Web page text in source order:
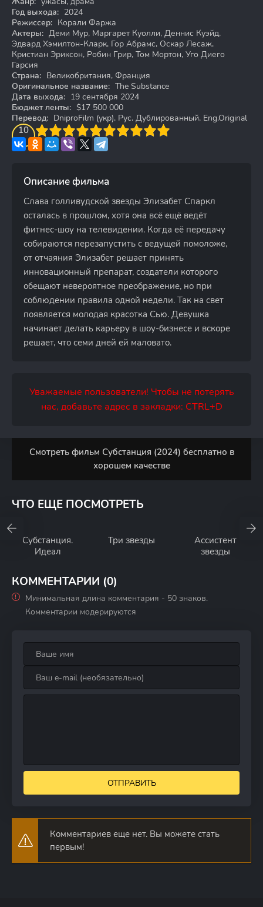
Год выхода: 2024
Режиссер: Корали Фаржа
Актеры: Деми Мур, Маргарет Куолли, Деннис Куэйд,
Эдвард Хэмилтон-Кларк, Гор Абрамс, Оскар Лесаж,
Кристиан Эриксон, Робин Грир, Том Мортон, Уго Диего
Гарсия
Страна: Великобритания, Франция
Оригинальное название: The Substance
Дата выхода: 19 сентября 2024
Бюджет ленты: $17 500 000
Перевод: DniproFilm (укр), Рус. Дублированный, Eng.Original
10
4 5 6 7 8 9 10
Описание фильма
Слава голливудской звезды Элизабет Спаркл
осталась в прошлом, хотя она всё ещё ведёт
фитнес-шоу на телевидении. Когда её передачу
собираются перезапустить с ведущей помоложе,
от отчаяния Элизабет решает принять
инновационный препарат, создатели которого
обещают невероятное преображение, но при
соблюдении правила одной недели. Так на свет
появляется молодая красотка Сью. Девушка
начинает делать карьеру в шоу-бизнесе и вскоре
решает, что семи дней ей маловато.
Уважаемые пользователи! Чтобы не потерять
нас, добавьте адрес в закладки: CTRL+D
Смотреть фильм Субстанция (2024) бесплатно в
хорошем качестве
ЧТО ЕЩЕ ПОСМОТРЕТЬ
Субстанция.
Идеал
Три звезды
Ассистент
звезды
КОММЕНТАРИИ (0)
Минимальная длина комментария - 50 знаков.
Комментарии модерируются
ОТПРАВИТЬ
Комментариев еще нет. Вы можете стать
первым!